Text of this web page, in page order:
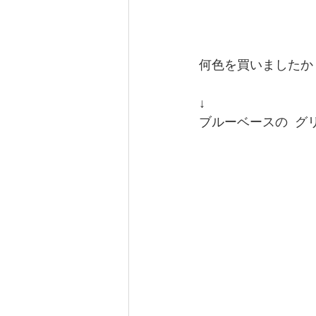
何色を買いましたか
↓
ブルーベースの  グ